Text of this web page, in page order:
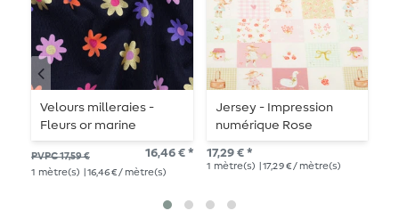
Velours milleraies -
Fleurs or marine
PVPC 17,59 € 16,46 € *
1 mètre(s) | 16,46 € / mètre(s)
Jersey - Impression
numérique Rose
17,29 € *
1 mètre(s) | 17,29 € / mètre(s)